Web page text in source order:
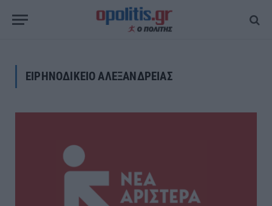
ΕΙΡΗΝΟΔΙΚΕΙΟ ΑΛΕΞΑΝΔΡΕΙΑΣ